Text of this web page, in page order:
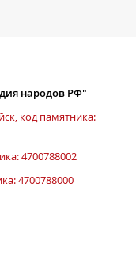
народов РФ"
код памятника:
4700788002
4700788000